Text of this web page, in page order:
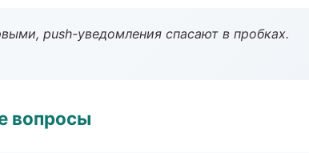
push-уведомления спасают в пробках.
вопросы